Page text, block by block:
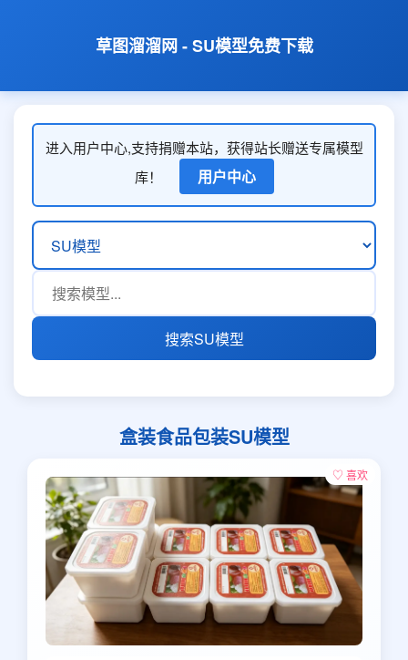
草图溜溜网 - SU模型免费下载
进入用户中心,支持捐赠本站，获得站长赠送专属模型
库！
用户中心
搜索SU模型
盒装食品包装SU模型
♡ 喜欢